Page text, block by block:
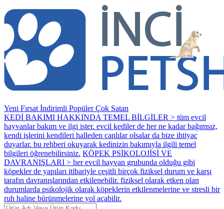
Yeni Fırsat İndirimli PopülerÇok Satan
KEDİ BAKIMI HAKKINDA TEMEL BİLGİLER > tüm evcil
hayvanlar bakım ve ilgi ister. evcil kediler de her ne kadar bağımsız,
kendi işlerini kendileri halleden canlılar olsalar da bize ihtiyaç
duyarlar. bu rehberi okuyarak kedinizin bakımıyla ilgili temel
bilgileri öğrenebilirsiniz. KÖPEK PSİKOLOJİSİ VE
DAVRANIŞLARI > her evcil hayvan grubunda olduğu gibi
köpekler de yapıları itibariyle çeşitli birçok fiziksel durum ve karşı
tarafın davranışlarından etkilenebilir. fiziksel olarak etken olan
durumlarda psikolojik olarak köpeklerin etkilenmelerine ve stresli bir
ruh haline bürünmelerine yol açabilir.